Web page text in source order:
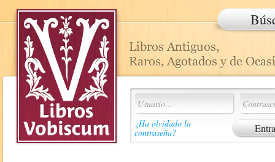
¿Ha olvidado la
contraseña?